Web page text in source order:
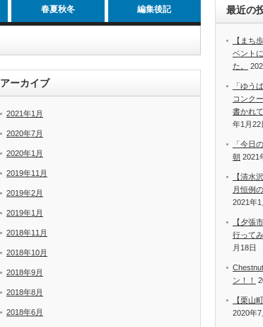
春夏秋冬 編集後記
アーカイブ
2021年1月
2020年7月
2020年1月
2019年11月
2019年2月
2019年1月
2018年11月
2018年10月
2018年9月
2018年8月
2018年6月
最近の
【まち
ベント
た。
「ゆう
コンク
書かれ
年1月22
「今日
朝 2021
【清水
月恒例
2021年1
【夕張
行って
月18日
ン！！
【栗山
2020年7